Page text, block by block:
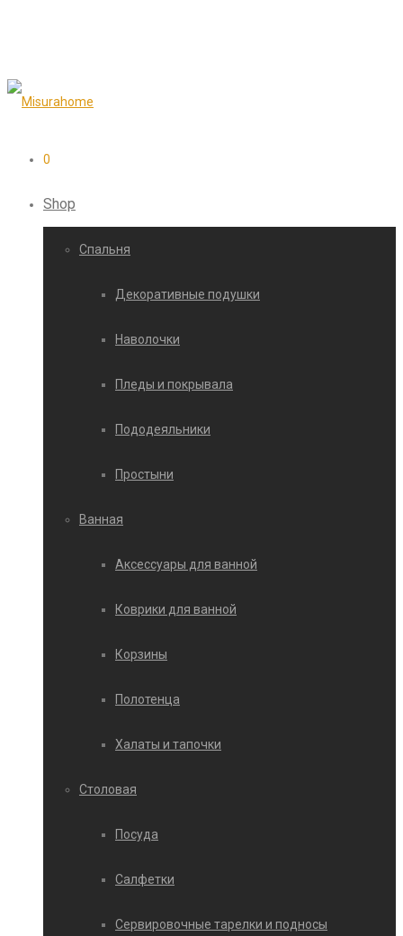
0
Shop
Cпальня
Декоративные подушки
Наволочки
Пледы и покрывала
Пододеяльники
Простыни
Ванная
Аксессуары для ванной
Коврики для ванной
Корзины
Полотенца
Халаты и тапочки
Столовая
Посуда
Салфетки
Сервировочные тарелки и подносы